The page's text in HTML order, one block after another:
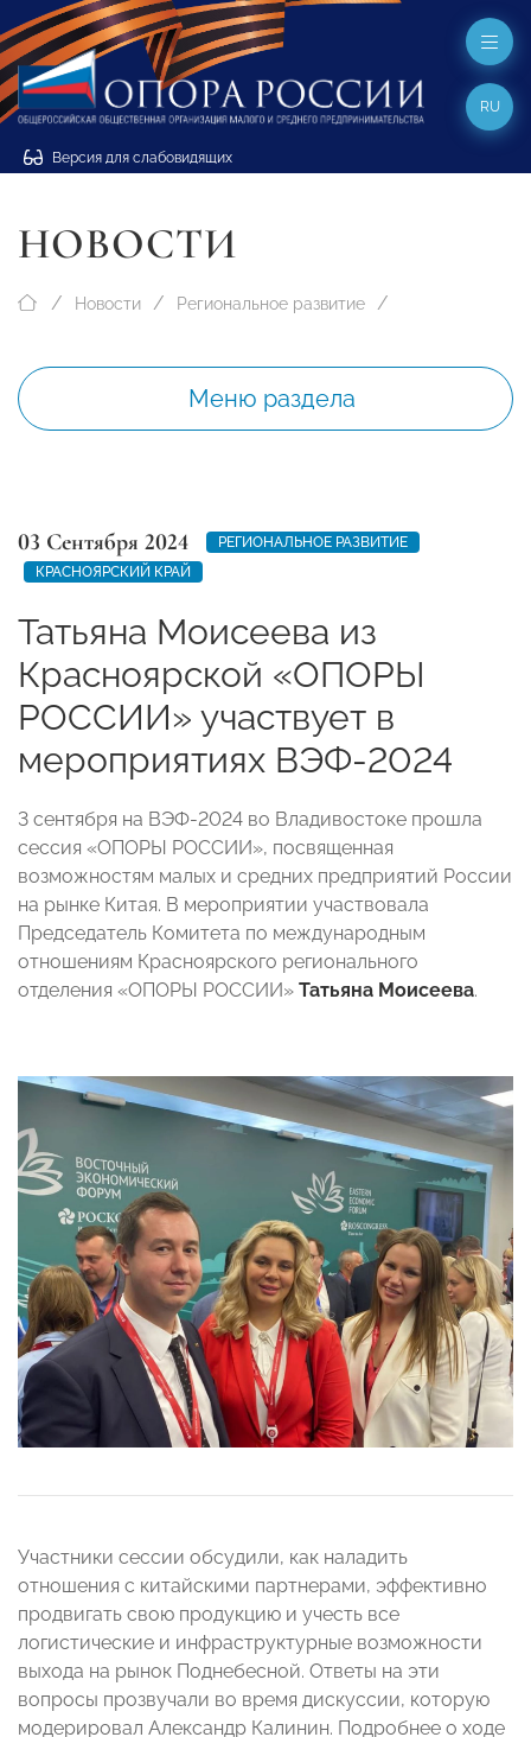
Версия для слабовидящих
RU
НОВОСТИ
Новости Региональное развитие
Меню раздела
03 Сентября 2024
РЕГИОНАЛЬНОЕ РАЗВИТИЕ
КРАСНОЯРСКИЙ КРАЙ
Татьяна Моисеева из
Красноярской «ОПОРЫ
РОССИИ» участвует в
мероприятиях ВЭФ-2024
3 сентября на ВЭФ-2024 во Владивостоке прошла
сессия «ОПОРЫ РОССИИ», посвященная
возможностям малых и средних предприятий России
на рынке Китая. В мероприятии участвовала
Председатель Комитета по международным
отношениям Красноярского регионального
отделения «ОПОРЫ РОССИИ» Татьяна Моисеева.
Участники сессии обсудили, как наладить
отношения с китайскими партнерами, эффективно
продвигать свою продукцию и учесть все
логистические и инфраструктурные возможности
выхода на рынок Поднебесной. Ответы на эти
вопросы прозвучали во время дискуссии, которую
модерировал Александр Калинин. Подробнее о ходе